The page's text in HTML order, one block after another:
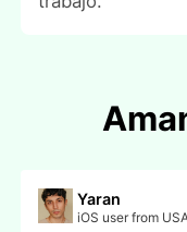
Yaran
iOS user from